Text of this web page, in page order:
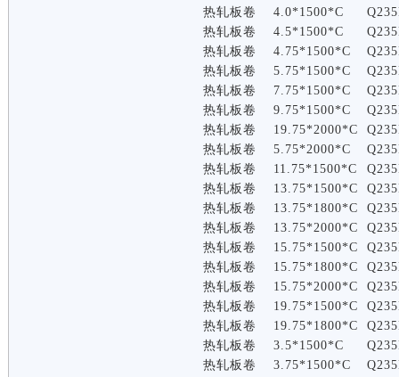
热轧板卷
4.0*1500*C
热轧板卷
4.5*1500*C
热轧板卷
4.75*1500*C
热轧板卷
5.75*1500*C
热轧板卷
7.75*1500*C
热轧板卷
9.75*1500*C
热轧板卷
19.75*2000*C
热轧板卷
5.75*2000*C
热轧板卷
11.75*1500*C
热轧板卷
13.75*1500*C
热轧板卷
13.75*1800*C
热轧板卷
13.75*2000*C
热轧板卷
15.75*1500*C
热轧板卷
15.75*1800*C
热轧板卷
15.75*2000*C
热轧板卷
19.75*1500*C
热轧板卷
19.75*1800*C
热轧板卷
3.5*1500*C
热轧板卷
3.75*1500*C